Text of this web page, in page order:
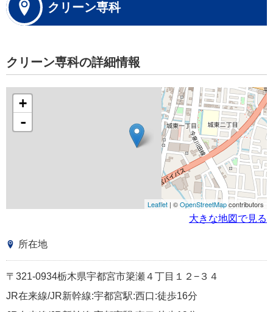
クリーン専科
クリーン専科の詳細情報
+
-
Leaflet | ©OpenStreetMapcontributors
大きな地図で見る
所在地
〒321-0934栃木県宇都宮市簗瀬４丁目１２−３４
JR在来線/JR新幹線:宇都宮駅:西口:徒歩16分